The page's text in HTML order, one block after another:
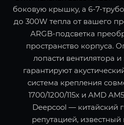
боковую крышку, а 6-7-
до 300W тепла от вашего
ARGB-подсветка
пространство корпуса.
лопасти вентилятора
гарантируют
система крепления
1700/1200/115x и AMD
Deepcool — китайский
репутацией,